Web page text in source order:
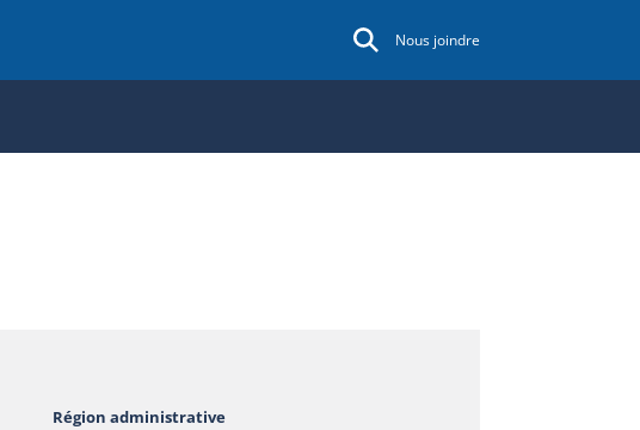
Nous joindre
Région administrative